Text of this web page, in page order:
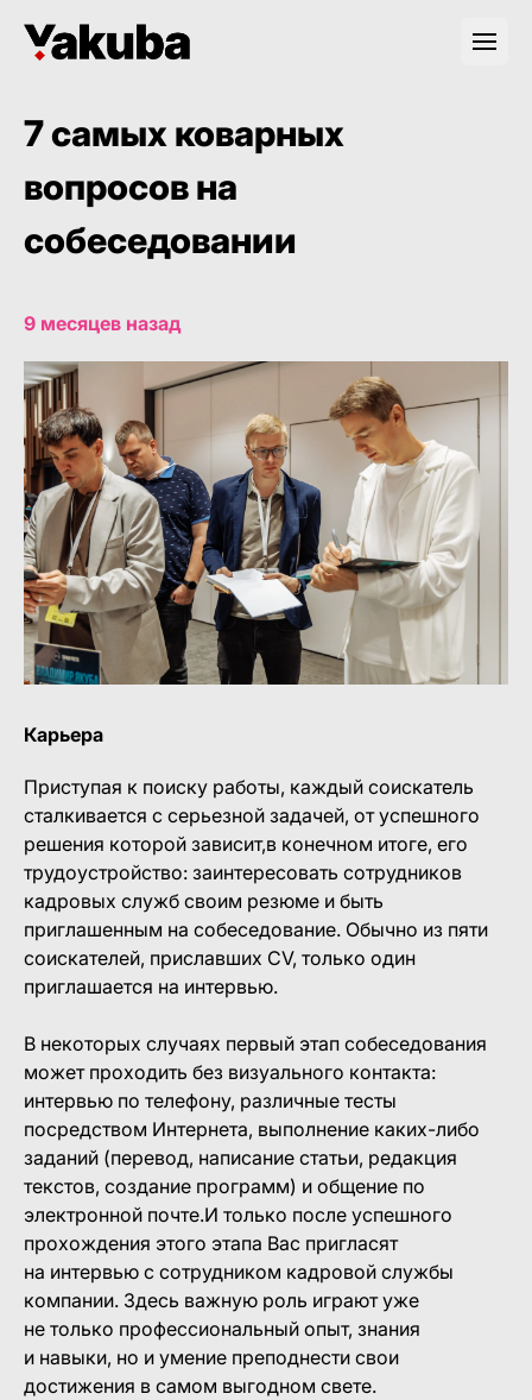
7 самых коварных
вопросов на
собеседовании
9 месяцев назад
Карьера
Приступая к поиску работы, каждый соискатель
сталкивается с серьезной задачей, от успешного
решения которой зависит,в конечном итоге, его
трудоустройство: заинтересовать сотрудников
кадровых служб своим резюме и быть
приглашенным на собеседование. Обычно из пяти
соискателей, приславших CV, только один
приглашается на интервью.
В некоторых случаях первый этап собеседования
может проходить без визуального контакта:
интервью по телефону, различные тесты
посредством Интернета, выполнение каких-либо
заданий (перевод, написание статьи, редакция
текстов, создание программ) и общение по
электронной почте.И только после успешного
прохождения этого этапа Вас пригласят
на интервью с сотрудником кадровой службы
компании. Здесь важную роль играют уже
не только профессиональный опыт, знания
и навыки, но и умение преподнести свои
достижения в самом выгодном свете.